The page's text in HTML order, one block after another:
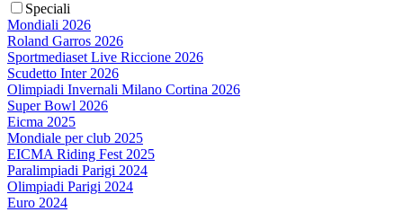
Speciali
Mondiali 2026
Roland Garros 2026
Sportmediaset Live Riccione 2026
Scudetto Inter 2026
Olimpiadi Invernali Milano Cortina 2026
Super Bowl 2026
Eicma 2025
Mondiale per club 2025
EICMA Riding Fest 2025
Paralimpiadi Parigi 2024
Olimpiadi Parigi 2024
Euro 2024